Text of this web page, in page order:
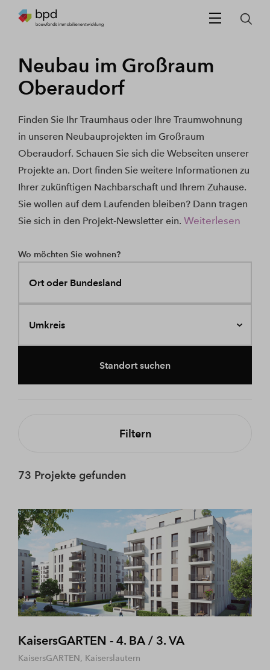
Neubau im Großraum
Oberaudorf
Finden Sie Ihr Traumhaus oder Ihre Traumwohnung
in unseren Neubauprojekten im Großraum
Oberaudorf. Schauen Sie sich die Webseiten unserer
Projekte an. Dort finden Sie weitere Informationen zu
Ihrer zukünftigen Nachbarschaft und Ihrem Zuhause.
Sie wollen auf dem Laufenden bleiben? Dann tragen
Sie sich in den Projekt-Newsletter ein. Weiterlesen
Wo möchten Sie wohnen?
Ort oder Bundesland
Umkreis
Standort suchen
Filtern
73 Projekte gefunden
KaisersGARTEN - 4. BA / 3. VA
KaisersGARTEN, Kaiserslautern